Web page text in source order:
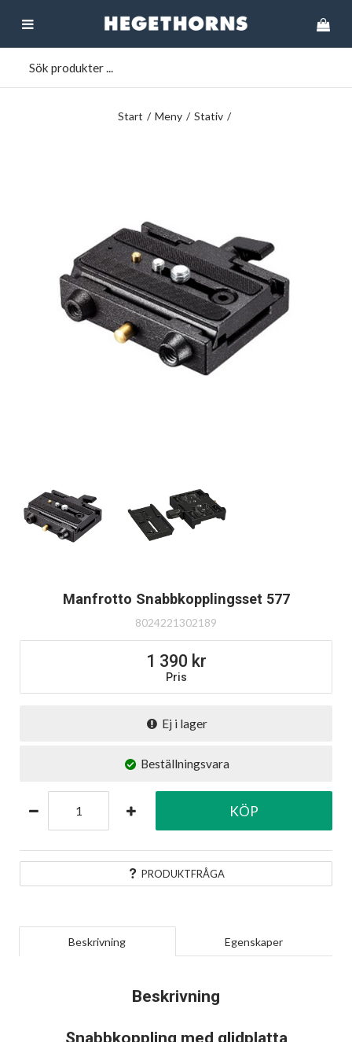
Start / Meny / Stativ /
Manfrotto Snabbkopplingsset 577
8024221302189
Pris
1 390
Ej i lager
Beställningsvara
PRODUKTFRÅGA
KÖP
Beskrivning Egenskaper
Beskrivning